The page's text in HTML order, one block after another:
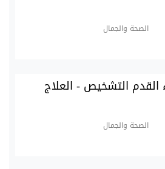
الصحة والجمال
القدم التشخيص - العلاج
الصحة والجمال